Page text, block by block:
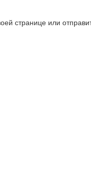
странице или